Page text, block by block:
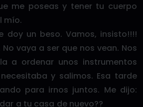
me poseas y tener tu cuerpo
mío.
doy un beso. Vamos, insisto!!!!
vaya a ser que nos vean. Nos
a ordenar unos instrumentos
y salimos. Esa tarde
para irnos juntos. Me dijo:
a tu casa de nuevo??